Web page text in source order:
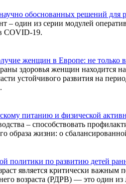
обоснованных решений для
– один из серии модулей
COVID-19.
женщин в Европе: не только
здоровья женщин находится
устойчивого развития на
питанию и физической
– способствовать
образа жизни: о
политики по развитию детей
является критически важным
возраста (РДРВ) — это один